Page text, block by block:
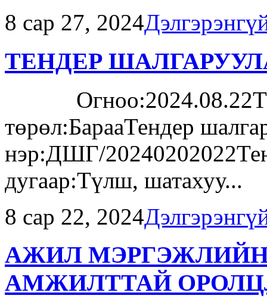
8 сар 27, 2024
ТЕНДЕР
төрөл:БарааТендер
нэр:ДШГ/
дугаар:Түлш, шатахуу...
8 сар 22, 2024
АЖИЛ
АМЖИЛТТАЙ